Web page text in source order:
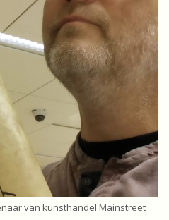
van kunsthandel Mainstreet